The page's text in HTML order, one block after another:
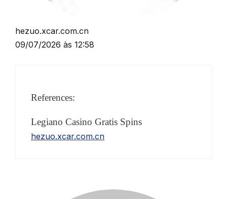
hezuo.xcar.com.cn
09/07/2026 às 12:58
References:
Legiano Casino Gratis Spins
hezuo.xcar.com.cn